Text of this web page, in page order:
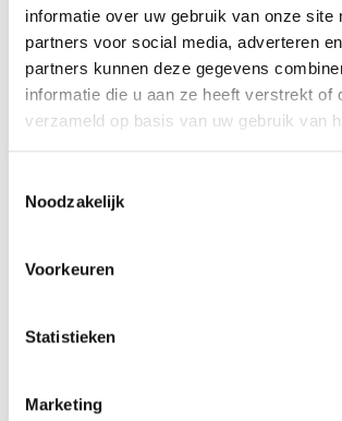
informatie over uw gebruik van onze site
partners voor social media, adverteren
partners kunnen deze gegevens
informatie die u aan ze heeft verstrekt of
verzameld op basis van uw gebruik van
Noodzakelijk
Voorkeuren
Statistieken
Marketing